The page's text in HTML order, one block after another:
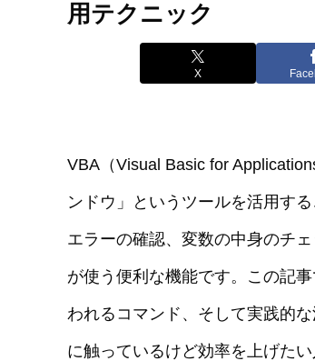
用テクニック
X
VBA（Visual Basic for
ンドウ」というツールを活用す
エラーの確認、変数の中身のチ
が使う便利な機能です。この記
われるコマンド、そして実践的
に触っているけど効率を上げた